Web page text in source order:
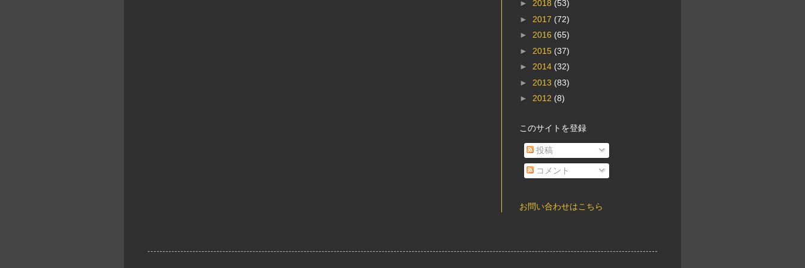
► 2018 (53)
► 2017 (72)
► 2016 (65)
► 2015 (37)
► 2014 (32)
► 2013 (83)
► 2012 (8)
このサイトを登録
投稿
コメント
お問い合わせはこちら